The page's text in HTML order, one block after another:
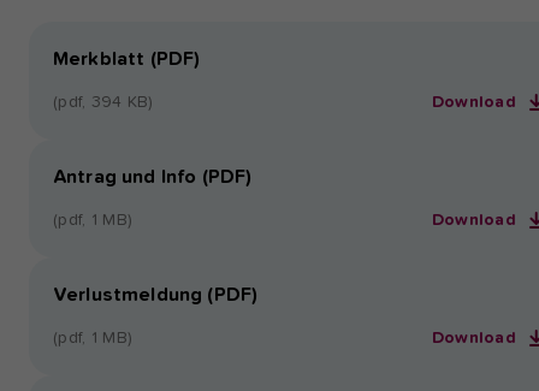
Merkblatt (PDF)
(pdf, 394 KB) Download
Antrag und Info (PDF)
(pdf, 1 MB) Download
Verlustmeldung (PDF)
(pdf, 1 MB) Download